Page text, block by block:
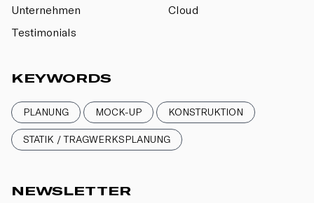
Unternehmen
Testimonials
Cloud
KEYWORDS
PLANUNG MOCK-UP KONSTRUKTION
STATIK / TRAGWERKSPLANUNG
NEWSLETTER